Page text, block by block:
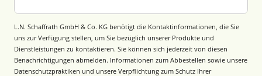
L.N. Schaffrath GmbH & Co. KG benötigt die Kontaktinformationen, die Sie
uns zur Verfügung stellen, um Sie bezüglich unserer Produkte und
Dienstleistungen zu kontaktieren. Sie können sich jederzeit von diesen
Benachrichtigungen abmelden. Informationen zum Abbestellen sowie unsere
Datenschutzpraktiken und unsere Verpflichtung zum Schutz Ihrer